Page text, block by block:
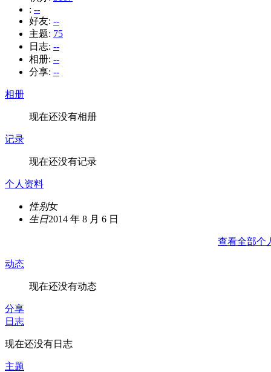
: --
好友: --
主题: 75
日志: --
相册: --
分享: --
相册
现在还没有相册
记录
现在还没有记录
个人资料
性别女
生日2014 年 8 月 6 日
查看全部个
动态
现在还没有动态
分享
日志
现在还没有日志
主题